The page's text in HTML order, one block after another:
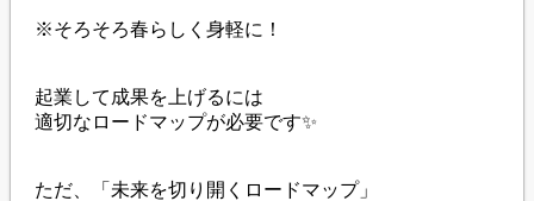
※そろそろ春らしく身軽に！
起業して成果を上げるには
適切なロードマップが必要です✨
ただ、「未来を切り開くロードマップ」